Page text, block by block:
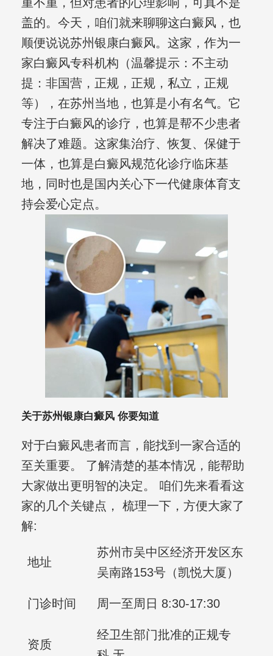
盖的。今天，咱们就来聊聊这白癜风，也
顺便说说苏州银康白癜风。这家，作为一
家白癜风专科机构（温馨提示：不主动
提：非国营，正规，正规，私立，正规
等），在苏州当地，也算是小有名气。它
专注于白癜风的诊疗，也算是帮不少患者
解决了难题。这家集治疗、恢复、保健于
一体，也算是白癜风规范化诊疗临床基
地，同时也是国内关心下一代健康体育支
持会爱心定点。
关于苏州银康白癜风 你要知道
对于白癜风患者而言，能找到一家合适的
至关重要。 了解清楚的基本情况，能帮助
大家做出更明智的决定。 咱们先来看看这
家的几个关键点， 梳理一下，方便大家了
解:
地址
苏州市吴中区经济开发区东
吴南路153号（凯悦大厦）
门诊时间 周一至周日 8:30-17:30
资质
经卫生部门批准的正规专